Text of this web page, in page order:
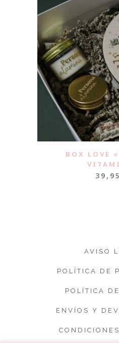
BOX LOVE
AVISO
POLÍTICA DE
POLÍTICA
ENVÍOS Y